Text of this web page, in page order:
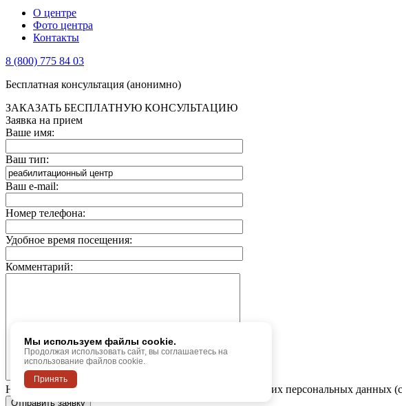
О центре
Фото центра
Контакты
8 (800) 775 84 03
Бесплатная консультация (анонимно)
ЗАКАЗАТЬ БЕСПЛАТНУЮ КОНСУЛЬТАЦИЮ
Заявка на прием
Ваше имя:
Ваш тип:
Ваш e-mail:
Номер телефона:
Удобное время посещения:
Комментарий:
Нажимая на кнопку, вы даете согласие на обработку своих персональных данных (
Мы используем файлы cookie.
Продолжая использовать сайт, вы соглашаетесь на
использование файлов cookie.
Принять